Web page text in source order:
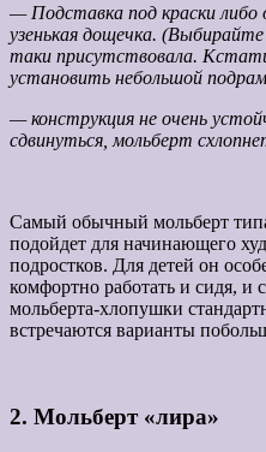
— Подставка под краски
узенькая дощечка.
таки присутствовала.
установить небольшой
— конструкция не очень
сдвинуться, мольберт
Самый обычный мольберт
подойдет для начинающего
подростков. Для детей он
комфортно работать и сидя, и
мольберта-хлопушки
встречаются варианты
2. Мольберт «лира»